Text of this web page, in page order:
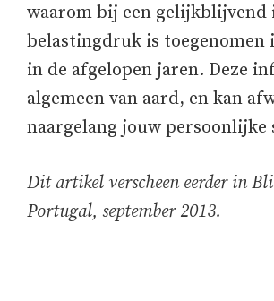
waarom bij een gelijkblijvend
belastingdruk is toegenomen
in de afgelopen jaren. Deze
algemeen van aard, en kan
naargelang jouw persoonlijke
Dit artikel verscheen eerder in
Portugal, september 2013.